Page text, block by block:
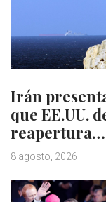
Irán
que EE.UU.
reapertura…
8 agosto, 2026